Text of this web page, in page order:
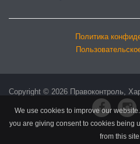
Политика
Copyright © 2026 Правоконтроль,
We use cookies to improve our
you are giving consent to cookies being
from this